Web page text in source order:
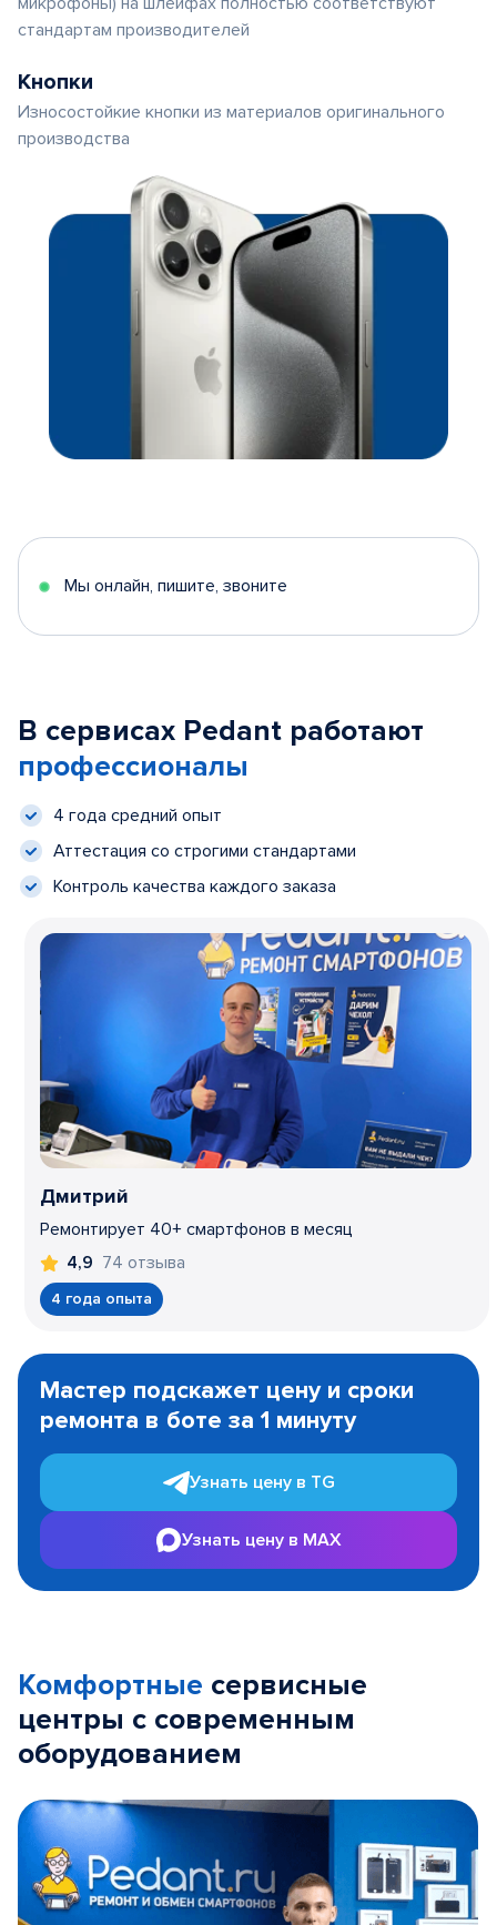
стандартам производителей
Кнопки
Износостойкие кнопки из материалов оригинального
производства
Мы онлайн, пишите, звоните
В сервисах Pedant работают
профессионалы
4 года средний опыт
Аттестация со строгими стандартами
Контроль качества каждого заказа
Дмитрий
Ремонтирует 40+ смартфонов в месяц
4,9 74 отзыва
4 года опыта
1
Мастер подскажет цену и сроки
ремонта в боте за 1 минуту
Узнать цену в TG
Узнать цену в MAX
Комфортные сервисные
центры с современным
оборудованием